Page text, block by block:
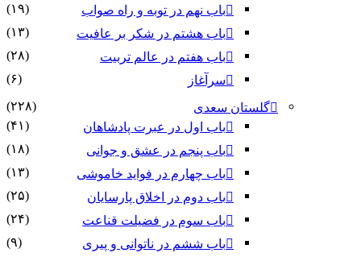
باب نهم در توبه و راه صواب
(۱۹)
باب هشتم در شکر بر عافیت
(۱۳)
باب هفتم در عالم تربیت
(۲۸)
سرآغاز
(۶)
گلستان سعدی
(۲۲۸)
باب اول در عبرت پادشاهان
(۴۱)
باب پنجم در عشق و جوانى
(۱۸)
باب چهارم در فواید خاموشى
(۱۳)
باب دوم در اخلاق پارسایان
(۲۵)
باب سوم در فضیلت قناعت
(۲۴)
باب ششم در ناتوانى و پیرى
(۹)